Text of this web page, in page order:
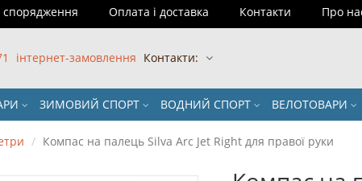
спорядження Оплата і доставка Контакти Про
інтернет-замовлення Контакти:
ЗИМОВИЙ СПОРТ ВОДНИЙ СПОРТ ВЕЛОТОВАРИ
Компас на палець Silva Arc Jet Right для правої руки